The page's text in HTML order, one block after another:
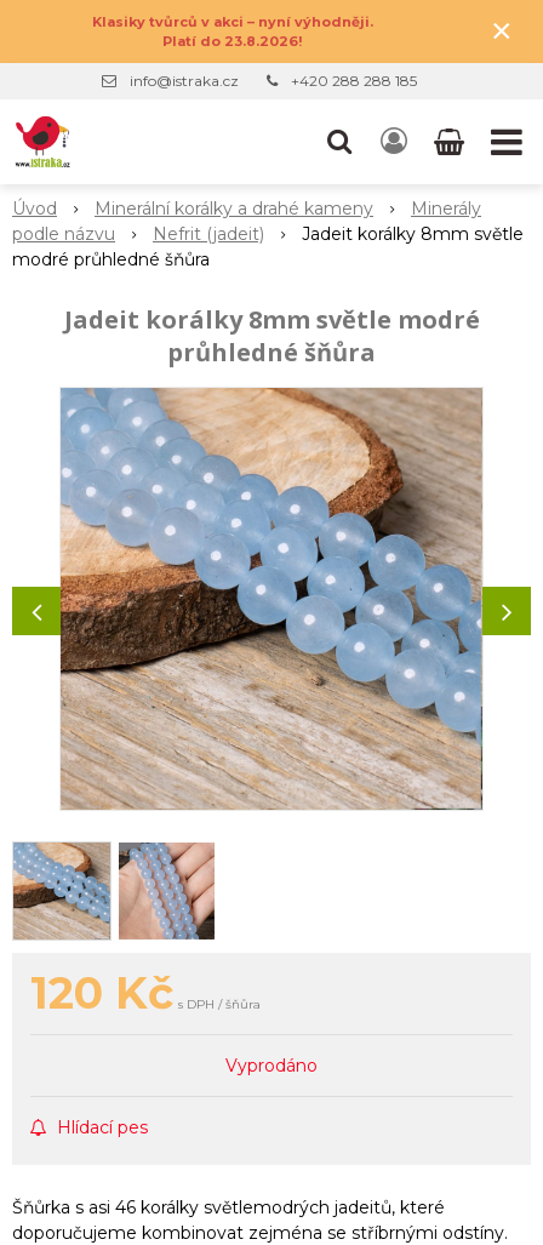
Klasiky tvůrců v akci – nyní výhodněji.
Platí do 23.8.2026!
×
info@istraka.cz +420 288 288 185
Úvod Minerální korálky a drahé kameny
Minerály
podle názvu
Nefrit (jadeit)
Jadeit korálky 8mm světle
modré průhledné šňůra
Jadeit korálky 8mm světle modré
průhledné šňůra
120 Kč s DPH / šňůra
Vyprodáno
Hlídací pes
Šňůrka s asi 46 korálky světlemodrých jadeitů, které
doporučujeme kombinovat zejména se stříbrnými odstíny.